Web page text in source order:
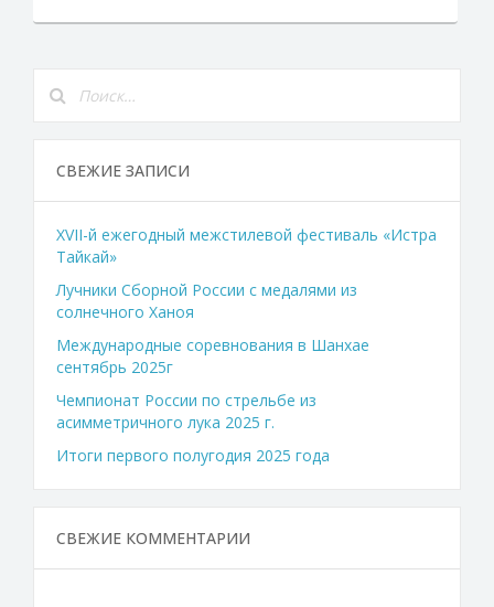
СВЕЖИЕ ЗАПИСИ
XVII-й ежегодный межстилевой фестиваль «Истра
Тайкай»
Лучники Сборной России с медалями из
солнечного Ханоя
Международные соревнования в Шанхае
сентябрь 2025г
Чемпионат России по стрельбе из
асимметричного лука 2025 г.
Итоги первого полугодия 2025 года
СВЕЖИЕ КОММЕНТАРИИ